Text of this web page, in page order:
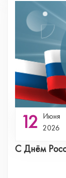
12 Июня
2026
С Днём